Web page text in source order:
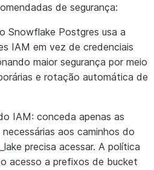
de segurança:
Snowflake Postgres usa a
IAM em vez de credenciais
maior segurança por meio
e rotação automática de
IAM: conceda apenas as
necessárias aos caminhos do
precisa acessar. A política
acesso a prefixos de bucket